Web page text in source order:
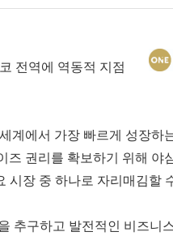
전역에 역동적 지점
세계에서 가장 빠르게 성장하
즈 권리를 확보하기 위해 야
시장 중 하나로 자리매김할
추구하고 발전적인 비즈니